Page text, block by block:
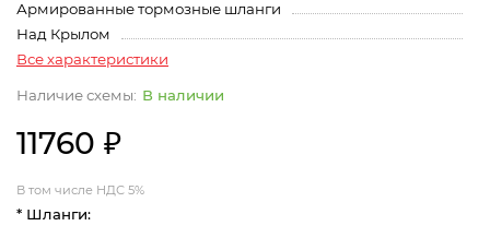
Армированные тормозные шланги
Над Крылом
Все характеристики
В наличии
11760 ₽
В том числе НДС 5%
* Шланги: